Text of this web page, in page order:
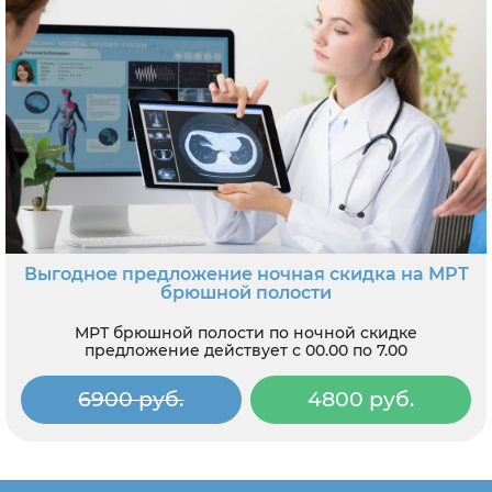
Выгодное предложение ночная скидка на МРТ
брюшной полости
МРТ брюшной полости по ночной скидке
предложение действует с 00.00 по 7.00
6900 руб. 4800 руб.